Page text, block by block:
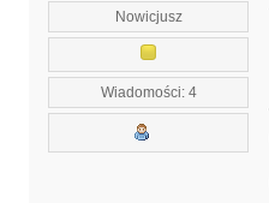
Nowicjusz
Wiadomości: 4